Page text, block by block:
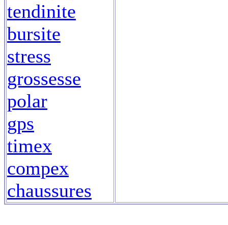
tendinite
bursite
stress
grossesse
polar
gps
timex
compex
chaussures